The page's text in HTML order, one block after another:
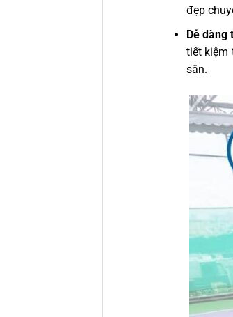
đẹp
Dễ dàng
tiết kiệm
sân.